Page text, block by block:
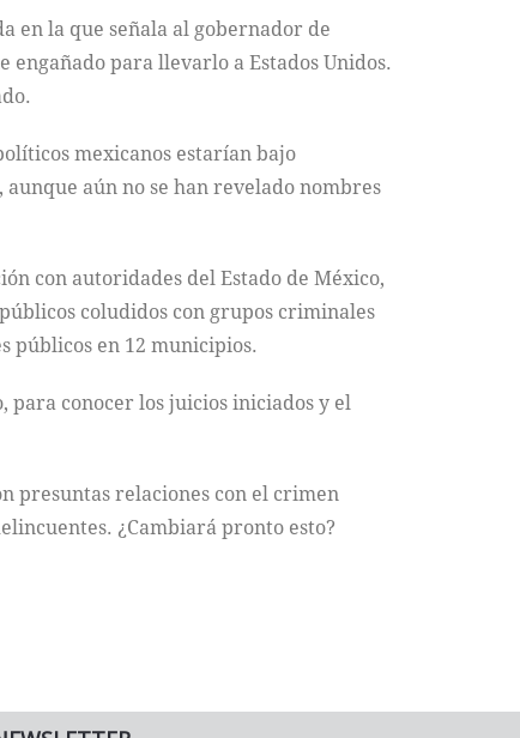
en la que señala al gobernador de
engañado para llevarlo a Estados Unidos.
mexicanos estarían bajo
aún no se han revelado nombres
con autoridades del Estado de México,
coludidos con grupos criminales
públicos en 12 municipios.
conocer los juicios iniciados y el
presuntas relaciones con el crimen
¿Cambiará pronto esto?